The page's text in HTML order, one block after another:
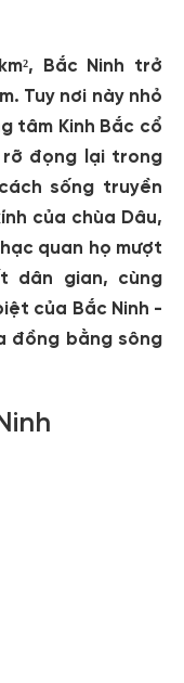
Bắc Ninh trở
Tuy nơi này nhỏ
tâm Kinh Bắc cổ
rỡ đọng lại trong
sống truyền
của chùa Dâu,
quan họ mượt
dân gian, cùng
của Bắc Ninh -
đồng bằng sông